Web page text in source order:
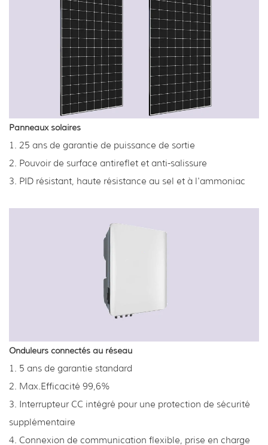
Panneaux solaires
1. 25 ans de garantie de puissance de sortie
2. Pouvoir de surface antireflet et anti-salissure
3. PID résistant, haute résistance au sel et à l'ammoniac
Onduleurs connectés au réseau
1. 5 ans de garantie standard
2. Max.Efficacité 99,6%
3. Interrupteur CC intégré pour une protection de sécurité
supplémentaire
4. Connexion de communication flexible, prise en charge